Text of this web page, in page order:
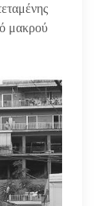
μακρού